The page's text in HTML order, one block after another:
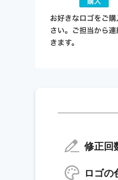
修正回
ロゴの